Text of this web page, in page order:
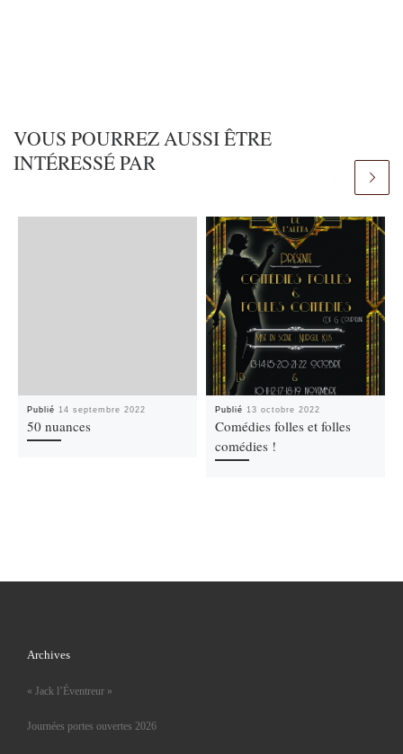
VOUS POURREZ AUSSI ÊTRE
INTÉRESSÉ PAR
Publié14 septembre 2022
50 nuances
Publié13 octobre 2022
Comédies folles et folles
comédies !
Archives
« Jack l’Éventreur »
Journées portes ouvertes 2026